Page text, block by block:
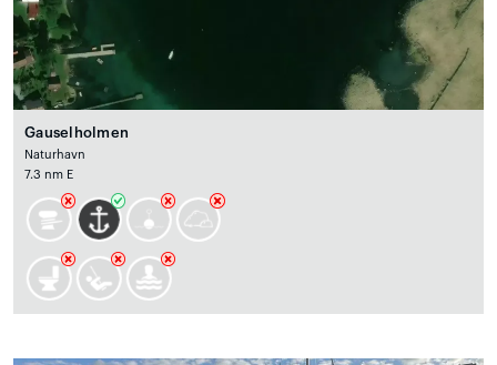
Gauselholmen
Naturhavn
7.3 nm E